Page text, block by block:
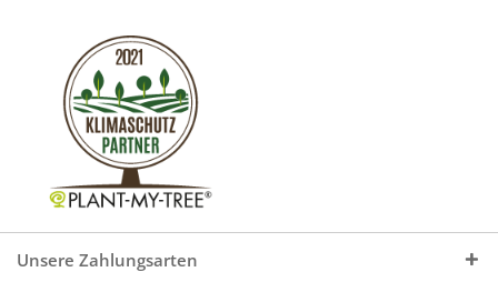
Unsere Zahlungsarten